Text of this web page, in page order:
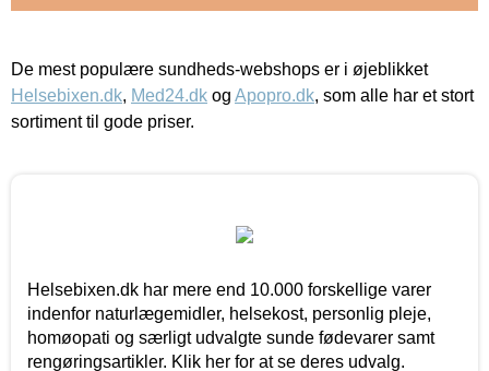
De mest populære sundheds-webshops er i øjeblikket
Helsebixen.dk, Med24.dk og Apopro.dk, som alle har et stort
sortiment til gode priser.
Helsebixen.dk har mere end 10.000 forskellige varer
indenfor naturlægemidler, helsekost, personlig pleje,
homøopati og særligt udvalgte sunde fødevarer samt
rengøringsartikler. Klik her for at se deres udvalg.